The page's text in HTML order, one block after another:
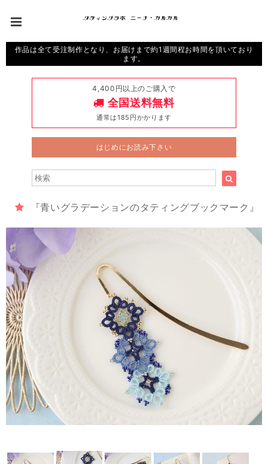
作品は全て受注制作となり、お届けまで約1週間程お時間を頂いており
ます。
4,400円以上のご購入で
全国送料無料
通常は185円かかります
はじめにお読み下さい
『青いグラデーションのタティングブックマーク』